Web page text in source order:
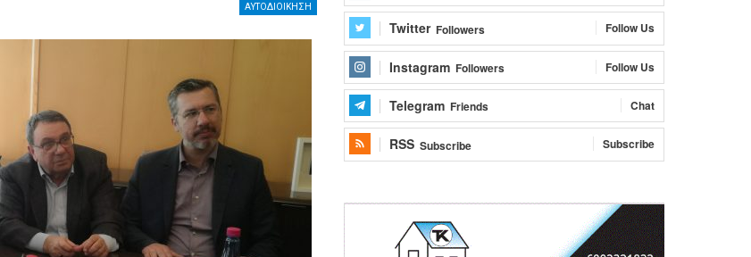
ΑΥΤΟΔΙΟΙΚΗΣΗ
Twitter Followers Follow Us
Instagram Followers Follow Us
Telegram Friends Chat
RSS Subscribe Subscribe